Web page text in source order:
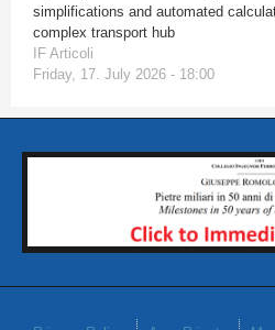
simplifications and automated
complex transport hub
IF Articoli
Friday, 17. July 2026 - 18:00